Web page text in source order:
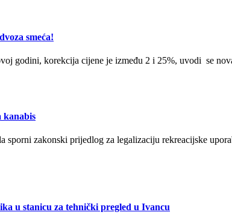
smeća!
godini, korekcija cijene je između 2 i 25%, uvodi se
kanabis
sporni zakonski prijedlog za legalizaciju rekreacijske
u stanicu za tehnički pregled u Ivancu